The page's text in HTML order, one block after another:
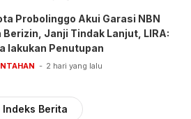
Probolinggo Akui Garasi NBN
Berizin, Janji Tindak Lanjut, LIRA:
lakukan Penutupan
2 hari yang lalu
Indeks Berita